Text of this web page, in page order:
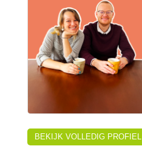
BEKIJK VOLLEDIG PROFIEL